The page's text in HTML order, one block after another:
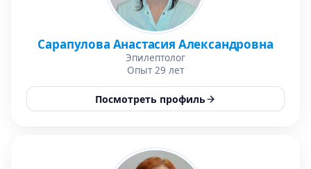
Сарапулова Анастасия Александровна
Эпилептолог
Опыт 29 лет
Посмотреть профиль